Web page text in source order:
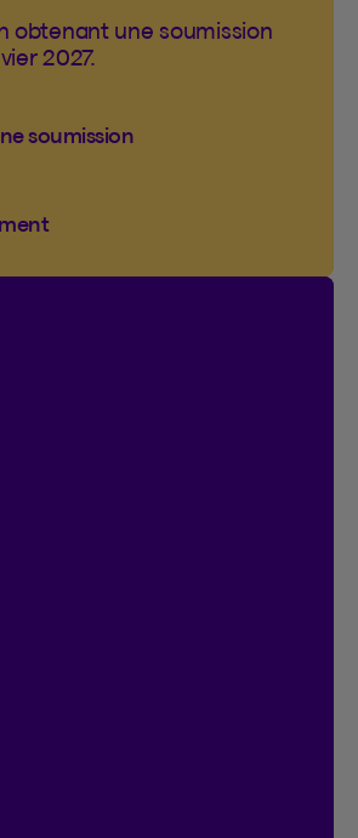
obtenant une soumission
2027.
soumission
le règlement du concours Vous